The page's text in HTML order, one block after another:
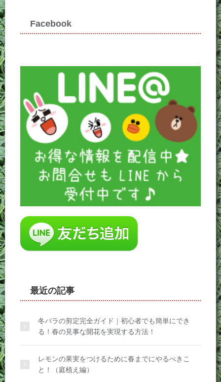
Facebook
最近の記事
冬バラの剪定完全ガイド｜初心者でも簡単にでき
る！春の見事な開花を実現する方法！
レモンの果実をつけるために春までにやるべきこ
と！（庭植え編）